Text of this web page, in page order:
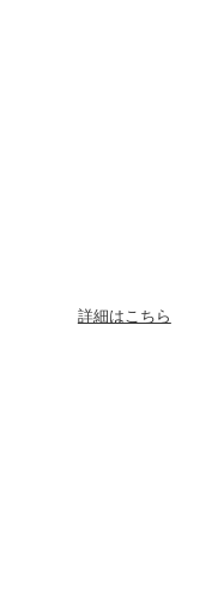
詳細はこちら